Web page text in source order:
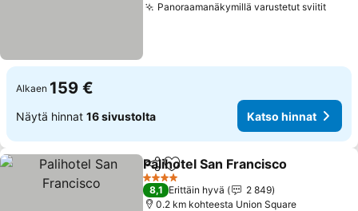
Panoraamanäkymillä varustetut sviitit
Alkaen 159 €
Näytä hinnat 16 sivustolta Katso hinnat
Jaa Lisää suosikkeihin
Palihotel San Francisco
4 Tähtiluokitus
8,1 Erittäin hyvä
2 849
0.2 km kohteesta Union Square